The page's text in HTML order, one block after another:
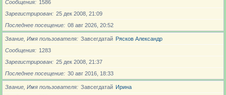
Сообщения
1586
Зарегистрирован
25 дек 2008, 21:09
Последнее посещение
08 авг 2026, 20:52
Звание, Имя пользователя Завсегдатай Рясков Александр
Сообщения
1283
Зарегистрирован
25 дек 2008, 21:37
Последнее посещение
30 авг 2016, 18:33
Звание, Имя пользователя Завсегдатай Ирина